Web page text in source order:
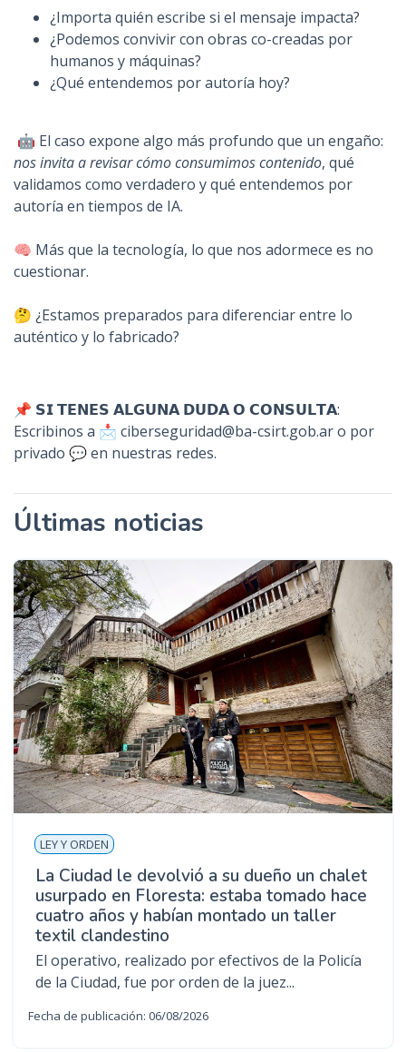
¿Importa quién escribe si el mensaje impacta?
¿Podemos convivir con obras co-creadas por
humanos y máquinas?
¿Qué entendemos por autoría hoy?
🤖 El caso expone algo más profundo que un engaño:
nos invita a revisar cómo consumimos contenido, qué
validamos como verdadero y qué entendemos por
autoría en tiempos de IA.
🧠 Más que la tecnología, lo que nos adormece es no
cuestionar.
🤔 ¿Estamos preparados para diferenciar entre lo
auténtico y lo fabricado?
📌 𝗦𝗜 𝗧𝗘𝗡𝗘𝗦 𝗔𝗟𝗚𝗨𝗡𝗔 𝗗𝗨𝗗𝗔 𝗢 𝗖𝗢𝗡𝗦𝗨𝗟𝗧𝗔:
Escribinos a 📩 ciberseguridad@ba-csirt.gob.ar o por
privado 💬 en nuestras redes.
Últimas noticias
LEY Y ORDEN
La Ciudad le devolvió a su dueño un chalet
usurpado en Floresta: estaba tomado hace
cuatro años y habían montado un taller
textil clandestino
El operativo, realizado por efectivos de la Policía
de la Ciudad, fue por orden de la juez...
Fecha de publicación: 06/08/2026